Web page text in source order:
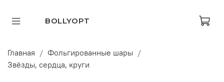
BOLLYOPT
Главная
Фольгированные шары
Звёзды, сердца, круги